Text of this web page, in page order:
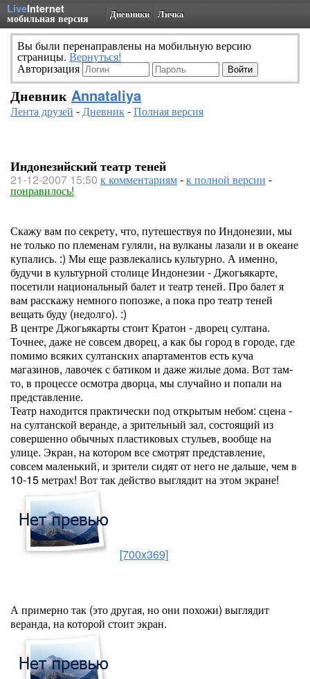
LiveInternet
мобильная версия Дневники Личка
Вы были перенаправлены на мобильную версию
страницы. Вернуться!
Авторизация
Дневник Annataliya
Лента друзей -Дневник-Полная версия
Индонезийский театр теней
21-12-2007 15:50 к комментариям-к полной версии -
понравилось!
Скажу вам по секрету, что, путешествуя по Индонезии, мы
не только по племенам гуляли, на вулканы лазали и в океане
купались. :) Мы еще развлекались культурно. А именно,
будучи в культурной столице Индонезии - Джогьякарте,
посетили национальный балет и театр теней. Про балет я
вам расскажу немного попозже, а пока про театр теней
вещать буду (недолго). :)
В центре Джогьякарты стоит Кратон - дворец султана.
Точнее, даже не совсем дворец, а как бы город в городе, где
помимо всяких султанских апартаментов есть куча
магазинов, лавочек с батиком и даже жилые дома. Вот там-
то, в процессе осмотра дворца, мы случайно и попали на
представление.
Театр находится практически под открытым небом: сцена -
на султанской веранде, а зрительный зал, состоящий из
совершенно обычных пластиковых стульев, вообще на
улице. Экран, на котором все смотрят представление,
совсем маленький, и зрители сидят от него не дальше, чем в
10-15 метрах! Вот так действо выглядит на этом экране!
[700x369]
А примерно так (это другая, но они похожи) выглядит
веранда, на которой стоит экран.